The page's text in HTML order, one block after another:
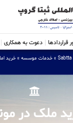
قراردادها دعوت به همکاری
» خدمات موسسه » خرید
ملک در